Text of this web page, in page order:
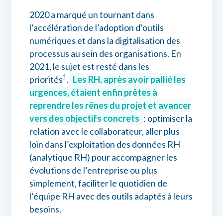
2020 a marqué un tournant dans
l’accélération de l’adoption d’outils
numériques et dans la digitalisation des
processus au sein des organisations. En
2021, le sujet est resté dans les
priorités1. Les RH, après avoir pallié les
urgences, étaient enfin prêtes à
reprendre les rênes du projet et avancer
vers des objectifs concrets : optimiser la
relation avec le collaborateur, aller plus
loin dans l’exploitation des données RH
(analytique RH) pour accompagner les
évolutions de l’entreprise ou plus
simplement, faciliter le quotidien de
l’équipe RH avec des outils adaptés à leurs
besoins.